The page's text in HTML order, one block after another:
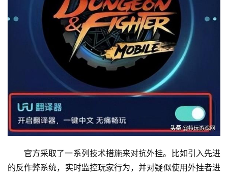
官方采取了一系列技术措施来对抗外挂。比如引入先进
的反作弊系统，实时监控玩家行为，并对疑似使用外挂者进